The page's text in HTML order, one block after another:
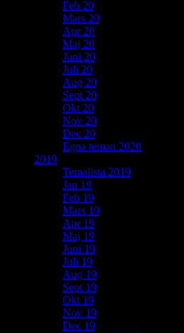
Feb 20
Mars 20
Apr 20
Maj 20
Juni 20
Juli 20
Aug 20
Sept 20
Okt 20
Nov 20
Dec 20
Egna teman 2020
2019
Temalista 2019
Jan 19
Feb 19
Mars 19
Apr 19
Maj 19
Juni 19
Juli 19
Aug 19
Sept 19
Okt 19
Nov 19
Dec 19